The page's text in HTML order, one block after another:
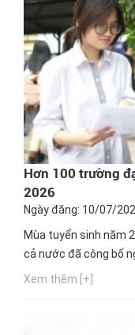
Hơn 100 trường
2026
Ngày đăng: 10/07/
Mùa tuyển sinh năm
cả nước đã công bố
Xem thêm [+]